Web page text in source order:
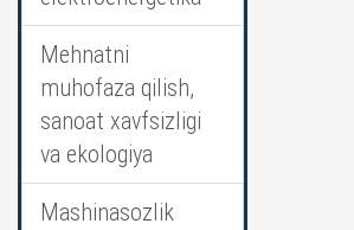
Mehnatni
muhofaza qilish,
sanoat xavfsizligi
va ekologiya
Mashinasozlik